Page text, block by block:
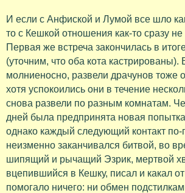
И если с Анфиской и Лумой все шло
то с Кешкой отношения как-то сразу не
Первая же встреча закончилась в
(уточним, что оба кота
молниеносно, развели драчунов тоже
хотя успокоились они в течение
снова развели по разным комнатам.
дней была предпринята новая
однако каждый следующий контакт
неизменно заканчивался битвой, во
шипящий и рычащий Эзрик, мертвой
вцепившийся в Кешку, писал и какал
помогало ничего: ни обмен